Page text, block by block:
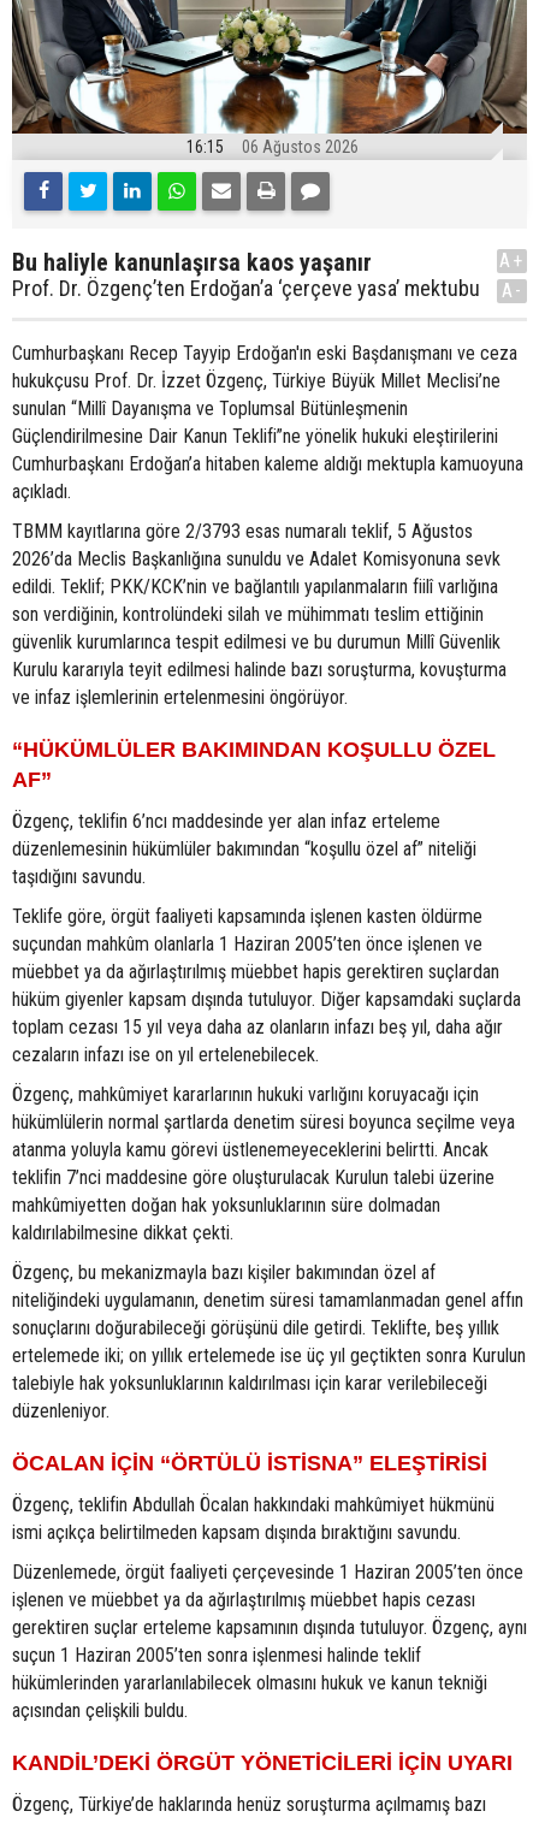
16:15 06 Ağustos 2026
Bu haliyle kanunlaşırsa kaos yaşanır
Prof. Dr. Özgenç’ten Erdoğan’a ‘çerçeve yasa’ mektubu
A+
A-
Cumhurbaşkanı Recep Tayyip Erdoğan'ın eski Başdanışmanı ve ceza
hukukçusu Prof. Dr. İzzet Özgenç, Türkiye Büyük Millet Meclisi’ne
sunulan “Millî Dayanışma ve Toplumsal Bütünleşmenin
Güçlendirilmesine Dair Kanun Teklifi”ne yönelik hukuki eleştirilerini
Cumhurbaşkanı Erdoğan’a hitaben kaleme aldığı mektupla kamuoyuna
açıkladı.
TBMM kayıtlarına göre 2/3793 esas numaralı teklif, 5 Ağustos
2026’da Meclis Başkanlığına sunuldu ve Adalet Komisyonuna sevk
edildi. Teklif; PKK/KCK’nin ve bağlantılı yapılanmaların fiilî varlığına
son verdiğinin, kontrolündeki silah ve mühimmatı teslim ettiğinin
güvenlik kurumlarınca tespit edilmesi ve bu durumun Millî Güvenlik
Kurulu kararıyla teyit edilmesi halinde bazı soruşturma, kovuşturma
ve infaz işlemlerinin ertelenmesini öngörüyor.
“HÜKÜMLÜLER BAKIMINDAN KOŞULLU ÖZEL
AF”
Özgenç, teklifin 6’ncı maddesinde yer alan infaz erteleme
düzenlemesinin hükümlüler bakımından “koşullu özel af” niteliği
taşıdığını savundu.
Teklife göre, örgüt faaliyeti kapsamında işlenen kasten öldürme
suçundan mahkûm olanlarla 1 Haziran 2005’ten önce işlenen ve
müebbet ya da ağırlaştırılmış müebbet hapis gerektiren suçlardan
hüküm giyenler kapsam dışında tutuluyor. Diğer kapsamdaki suçlarda
toplam cezası 15 yıl veya daha az olanların infazı beş yıl, daha ağır
cezaların infazı ise on yıl ertelenebilecek.
Özgenç, mahkûmiyet kararlarının hukuki varlığını koruyacağı için
hükümlülerin normal şartlarda denetim süresi boyunca seçilme veya
atanma yoluyla kamu görevi üstlenemeyeceklerini belirtti. Ancak
teklifin 7’nci maddesine göre oluşturulacak Kurulun talebi üzerine
mahkûmiyetten doğan hak yoksunluklarının süre dolmadan
kaldırılabilmesine dikkat çekti.
Özgenç, bu mekanizmayla bazı kişiler bakımından özel af
niteliğindeki uygulamanın, denetim süresi tamamlanmadan genel affın
sonuçlarını doğurabileceği görüşünü dile getirdi. Teklifte, beş yıllık
ertelemede iki; on yıllık ertelemede ise üç yıl geçtikten sonra Kurulun
talebiyle hak yoksunluklarının kaldırılması için karar verilebileceği
düzenleniyor.
ÖCALAN İÇİN “ÖRTÜLÜ İSTİSNA” ELEŞTİRİSİ
Özgenç, teklifin Abdullah Öcalan hakkındaki mahkûmiyet hükmünü
ismi açıkça belirtilmeden kapsam dışında bıraktığını savundu.
Düzenlemede, örgüt faaliyeti çerçevesinde 1 Haziran 2005’ten önce
işlenen ve müebbet ya da ağırlaştırılmış müebbet hapis cezası
gerektiren suçlar erteleme kapsamının dışında tutuluyor. Özgenç, aynı
suçun 1 Haziran 2005’ten sonra işlenmesi halinde teklif
hükümlerinden yararlanılabilecek olmasını hukuk ve kanun tekniği
açısından çelişkili buldu.
KANDİL’DEKİ ÖRGÜT YÖNETİCİLERİ İÇİN UYARI
Özgenç, Türkiye’de haklarında henüz soruşturma açılmamış bazı